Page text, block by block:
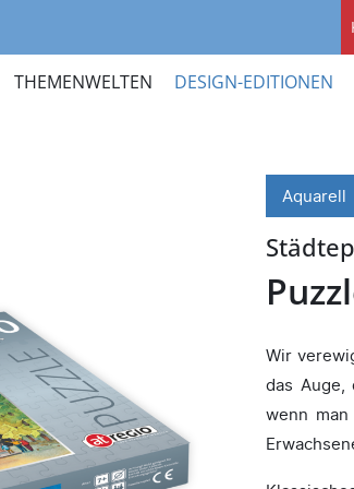
THEMENWELTEN DESIGN-EDITIONEN
Aquarell
Wir
das Auge,
wenn